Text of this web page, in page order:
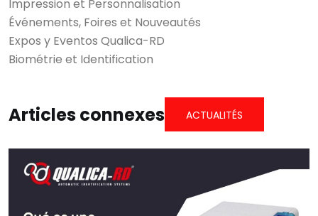
Impression et Personnalisation
Événements, Foires et Nouveautés
Expos y Eventos Qualica-RD
Biométrie et Identification
Articles connexes ACTUALITÉS